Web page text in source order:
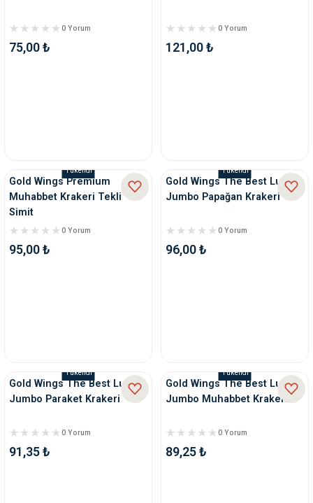
0 Yorum
75,00 ₺
0 Yorum
121,00 ₺
Tükendi
Gold Wings Premium
Muhabbet Krakeri Tekli
Simit
0 Yorum
95,00 ₺
Tükendi
Gold Wings The Best Lux
Jumbo Papağan Krakeri
0 Yorum
96,00 ₺
Tükendi
Gold Wings The Best Lux
Jumbo Paraket Krakeri
0 Yorum
91,35 ₺
Tükendi
Gold Wings The Best Lux
Jumbo Muhabbet Krakeri
0 Yorum
89,25 ₺